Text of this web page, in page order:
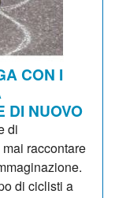
CON I
DI NUOVO
di
raccontare
di ciclisti a